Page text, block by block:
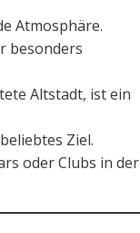
Atmosphäre.
besonders
Altstadt, ist ein
Ziel.
oder Clubs in der